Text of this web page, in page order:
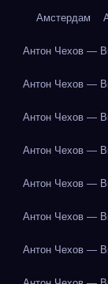
Амстердам
Антон Чехов —
Антон Чехов —
Антон Чехов —
Антон Чехов —
Антон Чехов —
Антон Чехов —
Антон Чехов —